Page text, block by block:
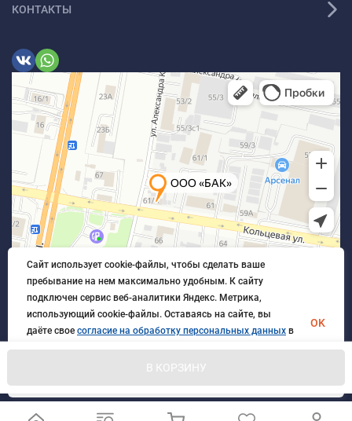
В КОРЗИНУ
КОНТАКТЫ
© 2026 БлагАвтоКомплект. Все права защищены
Сайт использует cookie-файлы, чтобы сделать ваше
пребывание на нем максимально удобным. К cайту
подключен сервис веб-аналитики Яндекс. Метрика,
использующий cookie-файлы. Оставаясь на сайте, вы
даёте свое согласие на обработку персональных данных в
порядке, указанном вПолитике обработки персональных
OK